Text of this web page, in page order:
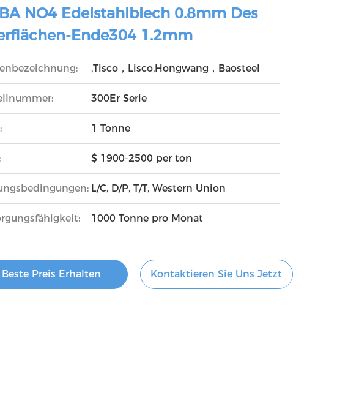
NO4 Edelstahlblech 0.8mm Des
Ende304 1.2mm
,Tisco，Lisco,Hongwang，Baosteel
300Er Serie
1 Tonne
$ 1900-2500 per ton
L/C, D/P, T/T, Western Union
1000 Tonne pro Monat
Beste Preis Erhalten Kontaktieren Sie Uns Jetzt